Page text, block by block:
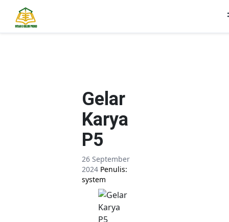
Gelar
Karya
P5
26 September
2024 Penulis:
system